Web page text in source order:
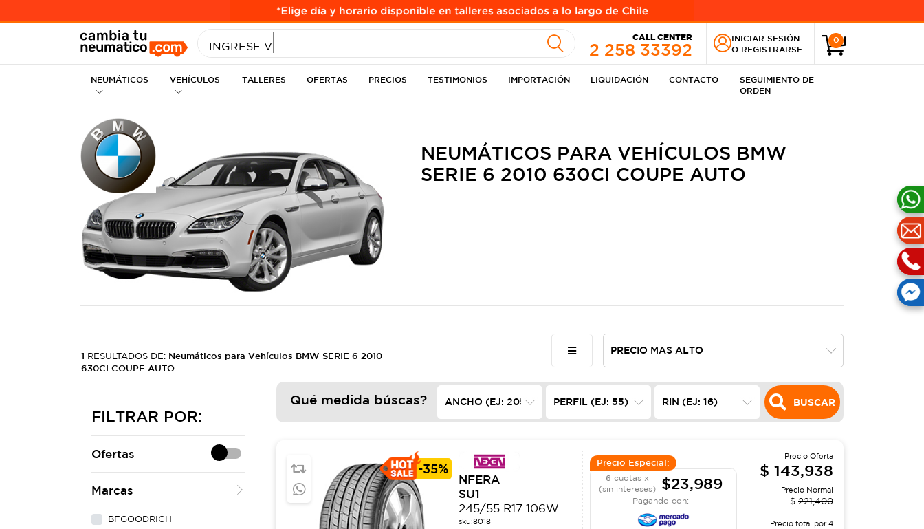
INGRESE MEDIDA
INGRESE VEHÍCULO
CALL CENTER
2 258 33392
INICIAR SESIÓN
O REGISTRARSE
0
NEUMÁTICOS VEHÍCULOS TALLERES OFERTAS PRECIOS TESTIMONIOS IMPORTACIÓN LIQUIDACIÓN CONTACTO
SEGUIMIENTO DE
ORDEN
NEUMÁTICOS PARA VEHÍCULOS BMW
SERIE 6 2010 630CI COUPE AUTO
1 RESULTADOS DE: Neumáticos para Vehículos BMW SERIE 6 2010
630CI COUPE AUTO
FILTRAR POR:
Ofertas
Marcas
BFGOODRICH
Qué medida búscas? BUSCAR
-35%
NFERA
SU1
245/55 R17 106W
sku:8018
Precio Especial:
6 cuotas x
(sin intereses)
$23,989
Pagando con:
Precio Oferta
$ 143,938
Precio Normal
$ 221,400
Precio total por4